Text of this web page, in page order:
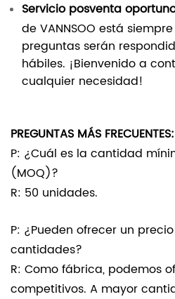
Servicio posventa
de VANNSOO está
preguntas serán
hábiles. ¡Bienvenido a
cualquier necesidad!
PREGUNTAS MÁS FRECUENTES:
P: ¿Cuál es la cantidad
(MOQ)?
R: 50 unidades.
P: ¿Pueden ofrecer un
cantidades?
R: Como fábrica, podemos
competitivos. A mayor